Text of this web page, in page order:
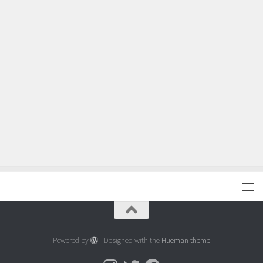
Powered by - Designed with the Hueman theme